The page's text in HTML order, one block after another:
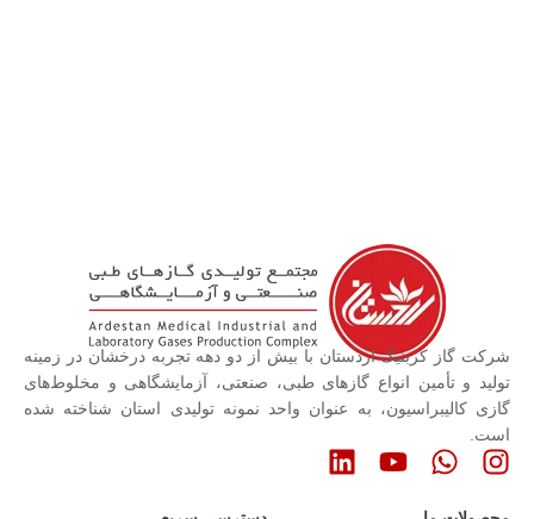
شرکت گاز کربنیک اردستان با بیش از دو دهه تجربه درخشان در زمینه
تولید و تأمین انواع گازهای طبی، صنعتی، آزمایشگاهی و مخلوط‌های
گازی کالیبراسیون، به عنوان واحد نمونه تولیدی استان شناخته شده
است.